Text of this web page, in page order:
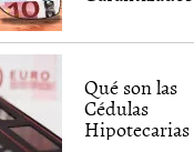
Qué son las
Cédulas
Hipotecarias